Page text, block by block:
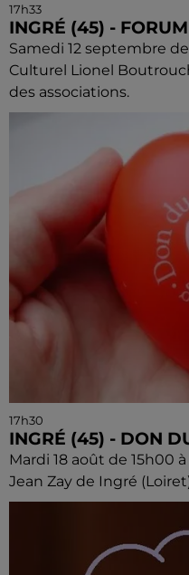
17h33
INGRÉ (45) -
Samedi 12 septembre
Culturel Lionel
des associations.
17h30
INGRÉ (45) - DON
Mardi 18 août de 15h00
Jean Zay de Ingré